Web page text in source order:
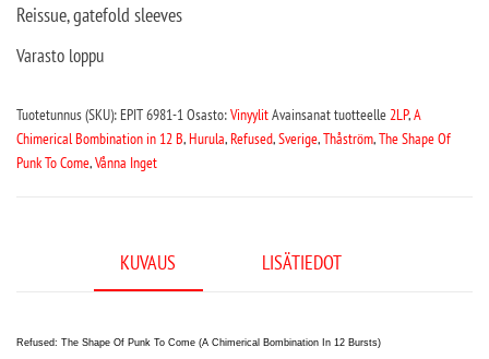
Reissue, gatefold sleeves
Varasto loppu
Tuotetunnus (SKU): EPIT 6981-1 Osasto:VinyylitAvainsanat tuotteelle 2LP,A
Chimerical Bombination in 12 B,Hurula,Refused,Sverige,Thåström,The Shape Of
Punk To Come,Vånna Inget
KUVAUS LISÄTIEDOT
Refused: The Shape Of Punk To Come (A Chimerical Bombination In 12 Bursts)